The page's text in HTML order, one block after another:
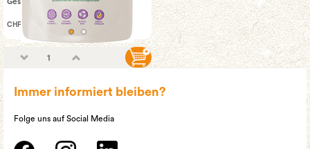
Geschirrspültabs All-in-One
CHF 19.90
Immer informiert bleiben?
Folge uns auf Social Media